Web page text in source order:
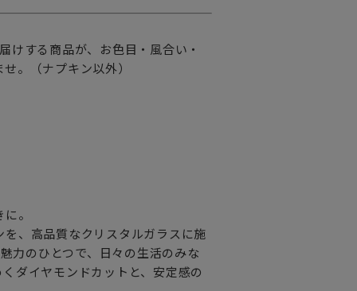
けする商品が、お色目・風合い・
。（ナプキン以外）
。
、高品質なクリスタルガラスに施
力のひとつで、日々の生活のみな
ダイヤモンドカットと、安定感の